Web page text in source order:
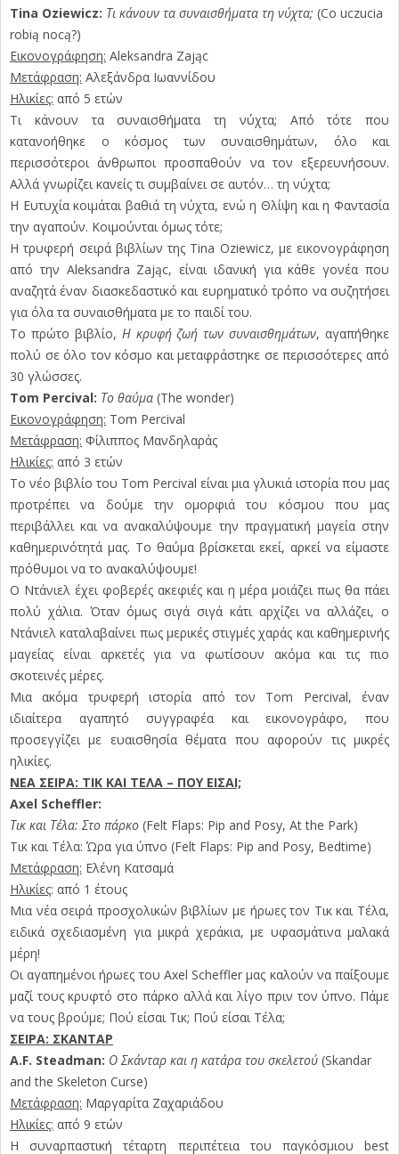
Tina Oziewicz: Τι κάνουν τα συναισθήματα τη νύχτα; (Co uczucia
robią nocą?)
Εικονογράφηση: Aleksandra Zając
Μετάφραση: Αλεξάνδρα Ιωαννίδου
Ηλικίες: από 5 ετών
Τι κάνουν τα συναισθήματα τη νύχτα; Από τότε που
κατανοήθηκε ο κόσμος των συναισθημάτων, όλο και
περισσότεροι άνθρωποι προσπαθούν να τον εξερευνήσουν.
Αλλά γνωρίζει κανείς τι συμβαίνει σε αυτόν… τη νύχτα;
Η Ευτυχία κοιμάται βαθιά τη νύχτα, ενώ η Θλίψη και η Φαντασία
την αγαπούν. Κοιμούνται όμως τότε;
Η τρυφερή σειρά βιβλίων της Tina Oziewicz, με εικονογράφηση
από την Aleksandra Zając, είναι ιδανική για κάθε γονέα που
αναζητά έναν διασκεδαστικό και ευρηματικό τρόπο να συζητήσει
για όλα τα συναισθήματα με το παιδί του.
Το πρώτο βιβλίο, Η κρυφή ζωή των συναισθημάτων, αγαπήθηκε
πολύ σε όλο τον κόσμο και μεταφράστηκε σε περισσότερες από
30 γλώσσες.
Tom Percival: Το θαύμα (The wonder)
Εικονογράφηση: Tom Percival
Μετάφραση: Φίλιππος Μανδηλαράς
Ηλικίες: από 3 ετών
Το νέο βιβλίο του Tom Percival είναι μια γλυκιά ιστορία που μας
προτρέπει να δούμε την ομορφιά του κόσμου που μας
περιβάλλει και να ανακαλύψουμε την πραγματική μαγεία στην
καθημερινότητά μας. Το θαύμα βρίσκεται εκεί, αρκεί να είμαστε
πρόθυμοι να το ανακαλύψουμε!
Ο Ντάνιελ έχει φοβερές ακεφιές και η μέρα μοιάζει πως θα πάει
πολύ χάλια. Όταν όμως σιγά σιγά κάτι αρχίζει να αλλάζει, ο
Ντάνιελ καταλαβαίνει πως μερικές στιγμές χαράς και καθημερινής
μαγείας είναι αρκετές για να φωτίσουν ακόμα και τις πιο
σκοτεινές μέρες.
Μια ακόμα τρυφερή ιστορία από τον Tom Percival, έναν
ιδιαίτερα αγαπητό συγγραφέα και εικονογράφο, που
προσεγγίζει με ευαισθησία θέματα που αφορούν τις μικρές
ηλικίες.
ΝΕΑ ΣΕΙΡΑ: ΤΙΚ ΚΑΙ ΤΕΛΑ – ΠΟΥ ΕΙΣΑΙ;
Axel Scheffler:
Τικ και Τέλα: Στο πάρκο (Felt Flaps: Pip and Posy, At the Park)
Τικ και Τέλα: Ώρα για ύπνο (Felt Flaps: Pip and Posy, Bedtime)
Μετάφραση: Ελένη Κατσαμά
Ηλικίες: από 1 έτους
Μια νέα σειρά προσχολικών βιβλίων με ήρωες τον Τικ και Τέλα,
ειδικά σχεδιασμένη για μικρά χεράκια, με υφασμάτινα μαλακά
μέρη!
Οι αγαπημένοι ήρωες του Axel Scheffler μας καλούν να παίξουμε
μαζί τους κρυφτό στο πάρκο αλλά και λίγο πριν τον ύπνο. Πάμε
να τους βρούμε; Πού είσαι Τικ; Πού είσαι Τέλα;
ΣΕΙΡΑ: ΣΚΑΝΤΑΡ
A.F. Steadman: Ο Σκάνταρ και η κατάρα του σκελετού (Skandar
and the Skeleton Curse)
Μετάφραση: Μαργαρίτα Ζαχαριάδου
Ηλικίες: από 9 ετών
Η συναρπαστική τέταρτη περιπέτεια του παγκόσμιου best